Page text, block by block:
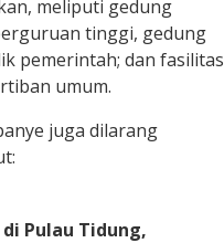
meliputi gedung
tinggi, gedung
pemerintah; dan fasilitas
umum.
juga dilarang
di Pulau Tidung,